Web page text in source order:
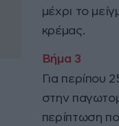
μέχρι το
κρέμας.
Για περίπου
στην
περίπτωση